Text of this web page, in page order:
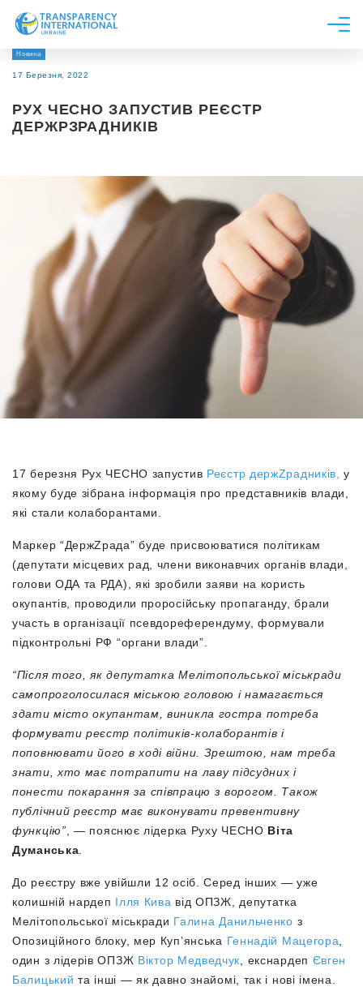
Про нас
Дослідження
Долучитися
Новина
17 Березня, 2022
РУХ ЧЕСНО ЗАПУСТИВ РЕЄСТР
ДЕРЖPЗРАДНИКІВ
17 березня Рух ЧЕСНО запустив Реєстр держZрадників,
у
якому буде зібрана інформація про представників влади,
які стали колаборантами.
Маркер “ДержZрада” буде присвоюватися політикам
(депутати місцевих рад, члени виконавчих органів влади,
голови ОДА та РДА), які зробили заяви на користь
окупантів, проводили проросійську пропаганду, брали
участь в організації псевдореферендуму, формували
підконтрольні РФ “органи влади”.
“Після того, як депутатка Мелітопольської міськради
самопроголосилася міською головою і намагається
здати місто окупантам, виникла гостра потреба
формувати реєстр політиків-колаборантів і
поповнювати його в ході війни. Зрештою, нам треба
знати, хто має потрапити на лаву підсудних і
понести покарання за співпрацю з ворогом. Також
публічний реєстр має виконувати превентивну
функцію” , — пояснює лідерка Руху ЧЕСНО Віта
Думанська
До реєстру вже увійшли 12 осіб. Серед інших — уже
колишній нардеп Ілля Кива від ОПЗЖ, депутатка
Мелітопольської міськради Галина Данильченко з
Опозиційного блоку, мер Куп’янська Геннадій Мацегора
один з лідерів ОПЗЖ Віктор Медведчук , екснардеп Євген
Балицький та інші — як давно знайомі, так і нові імена.